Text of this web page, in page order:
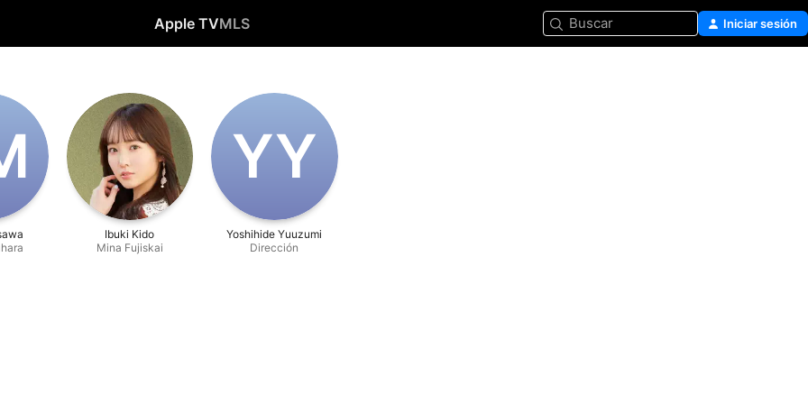
Apple TVMLS Buscar Iniciar sesión
Ibuki Kido
Mina Fujiskai
Y‌Y
Yoshihide Yuuzumi
Dirección